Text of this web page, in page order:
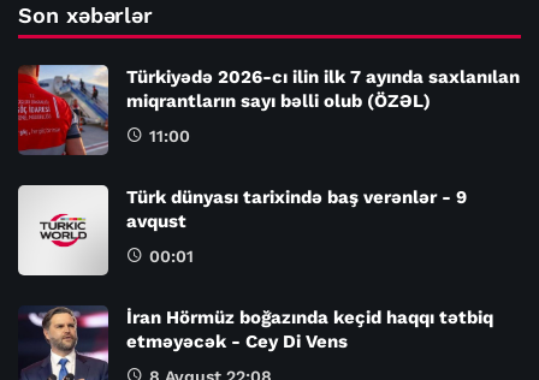
Son xəbərlər
Türkiyədə 2026-cı ilin ilk 7 ayında saxlanılan
miqrantların sayı bəlli olub (ÖZƏL)
11:00
Türk dünyası tarixində baş verənlər - 9
avqust
00:01
İran Hörmüz boğazında keçid haqqı tətbiq
etməyəcək - Cey Di Vens
8 Avqust 22:08